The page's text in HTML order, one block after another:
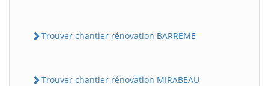
Trouver chantier rénovation BARREME
Trouver chantier rénovation MIRABEAU